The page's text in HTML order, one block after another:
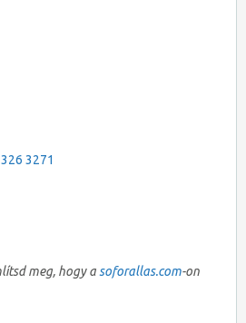
3271
meg, hogy a soforallas.com-on